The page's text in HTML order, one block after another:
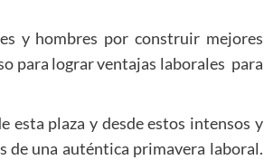
y hombres por construir mejores
para lograr ventajas laborales para
esta plaza y desde estos intensos y
de una auténtica primavera laboral.